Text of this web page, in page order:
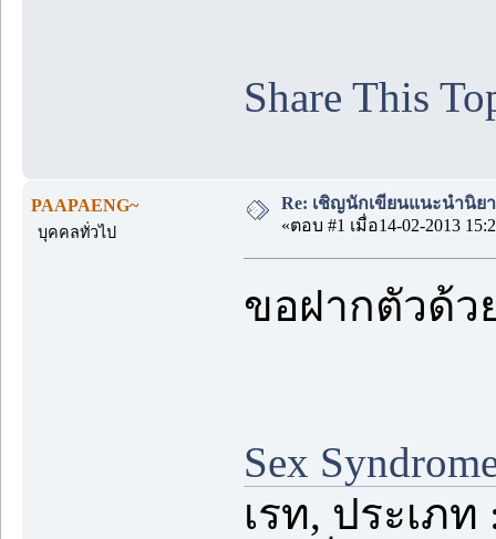
Share This
PAAPAENG~
บุคคลทั่วไป
Re: เชิญนักเขียนแนะนำนิย
«ตอบ #1 เมื่อ14-02-2013
ขอฝากตัวด้
Sex
เรท, ประเภ